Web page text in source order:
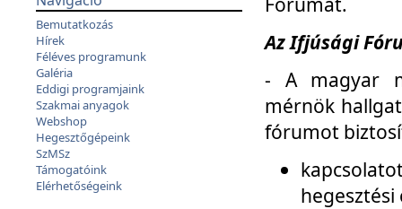
Bemutatkozás
Hírek
Féléves programunk
Galéria
Eddigi programjaink
Szakmai anyagok
Webshop
Hegesztőgépeink
SzMSz
Támogatóink
Elérhetőségeink
Az Ifjúsági
- A magyar
mérnök
fórumot